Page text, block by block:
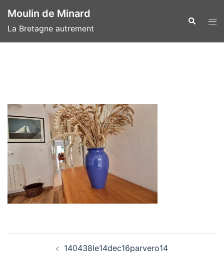
au
contenu
Moulin de Minard
La Bretagne autrement
140438le14dec16parvero14